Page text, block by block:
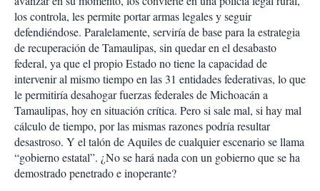
los controla, les permite portar armas legales y seguir
defendiéndose. Paralelamente, serviría de base para la estrategia
de recuperación de Tamaulipas, sin quedar en el desabasto
federal, ya que el propio Estado no tiene la capacidad de
intervenir al mismo tiempo en las 31 entidades federativas, lo que
le permitiría desahogar fuerzas federales de Michoacán a
Tamaulipas, hoy en situación crítica. Pero si sale mal, si hay mal
cálculo de tiempo, por las mismas razones podría resultar
desastroso. Y el talón de Aquiles de cualquier escenario se llama
“gobierno estatal”. ¿No se hará nada con un gobierno que se ha
demostrado penetrado e inoperante?